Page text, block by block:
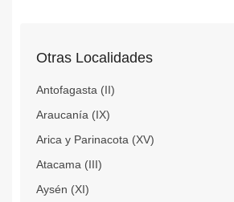
Otras Localidades
Antofagasta (II)
Araucanía (IX)
Arica y Parinacota (XV)
Atacama (III)
Aysén (XI)